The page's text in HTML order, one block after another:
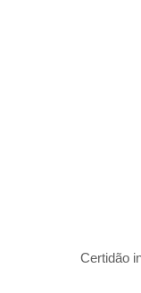
Certidão